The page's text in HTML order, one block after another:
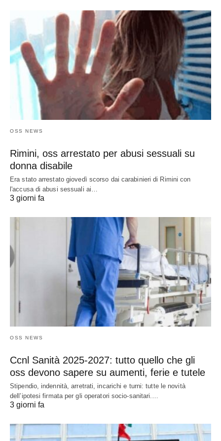
OSS NEWS
Rimini, oss arrestato per abusi sessuali su
donna disabile
Era stato arrestato giovedì scorso dai carabinieri di Rimini con
l'accusa di abusi sessuali ai…
3 giorni fa
OSS NEWS
Ccnl Sanità 2025-2027: tutto quello che gli
oss devono sapere su aumenti, ferie e tutele
Stipendio, indennità, arretrati, incarichi e turni: tutte le novità
dell’ipotesi firmata per gli operatori socio-sanitari.…
3 giorni fa